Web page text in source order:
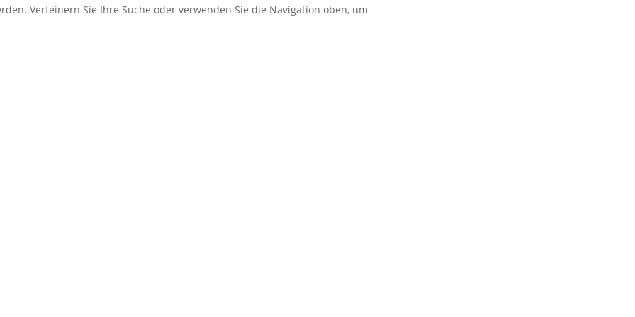
Verfeinern Sie Ihre Suche oder verwenden Sie die Navigation oben, um